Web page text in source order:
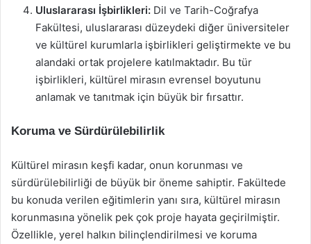
Uluslararası İşbirlikleri: Dil ve Tarih-Coğrafya
Fakültesi, uluslararası düzeydeki diğer üniversiteler
ve kültürel kurumlarla işbirlikleri geliştirmekte ve bu
alandaki ortak projelere katılmaktadır. Bu tür
işbirlikleri, kültürel mirasın evrensel boyutunu
anlamak ve tanıtmak için büyük bir fırsattır.
Koruma ve Sürdürülebilirlik
Kültürel mirasın keşfi kadar, onun korunması ve
sürdürülebilirliği de büyük bir öneme sahiptir. Fakültede
bu konuda verilen eğitimlerin yanı sıra, kültürel mirasın
korunmasına yönelik pek çok proje hayata geçirilmiştir.
Özellikle, yerel halkın bilinçlendirilmesi ve koruma